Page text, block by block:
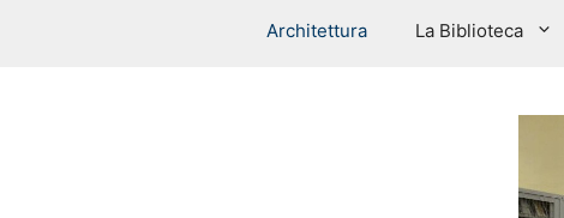
Architettura La Biblioteca